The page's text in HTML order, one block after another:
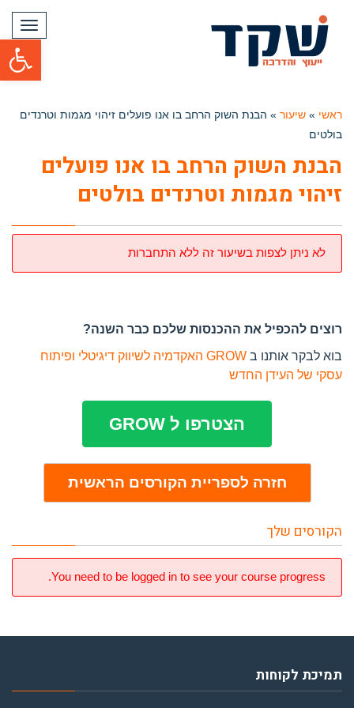
ראשי » שיעור » הבנת השוק הרחב בו אנו פועלים זיהוי מגמות וטרנדים
בולטים
הבנת השוק הרחב בו אנו פועלים
זיהוי מגמות וטרנדים בולטים
לא ניתן לצפות בשיעור זה ללא התחברות
רוצים להכפיל את ההכנסות שלכם כבר השנה?
בוא לבקר אותנו ב
GROW האקדמיה לשיווק דיגיטלי ופיתוח
עסקי של העידן החדש
הצטרפו ל GROW
חזרה לספריית הקורסים הראשית
הקורסים שלך
You need to be logged in to see your course progress.
תמיכת לקוחות
פתח